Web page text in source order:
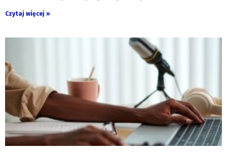
Czytaj więcej »